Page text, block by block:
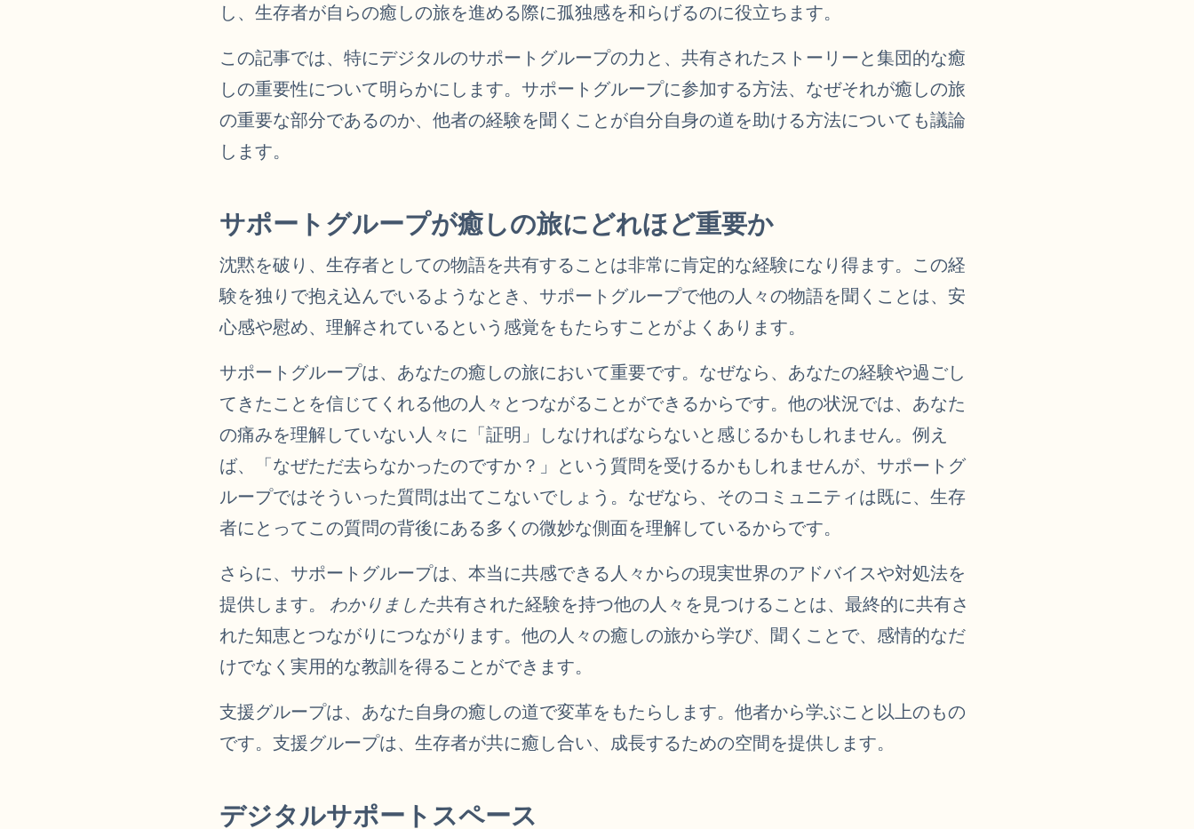
し、生存者が自らの癒しの旅を進める際に孤独感を和らげるのに役立ちます。
この記事では、特にデジタルのサポートグループの力と、共有されたストーリーと集団的な癒
しの重要性について明らかにします。サポートグループに参加する方法、なぜそれが癒しの旅
の重要な部分であるのか、他者の経験を聞くことが自分自身の道を助ける方法についても議論
します。
サポートグループが癒しの旅にどれほど重要か
沈黙を破り、生存者としての物語を共有することは非常に肯定的な経験になり得ます。この経
験を独りで抱え込んでいるようなとき、サポートグループで他の人々の物語を聞くことは、安
心感や慰め、理解されているという感覚をもたらすことがよくあります。
サポートグループは、あなたの癒しの旅において重要です。なぜなら、あなたの経験や過ごし
てきたことを信じてくれる他の人々とつながることができるからです。他の状況では、あなた
の痛みを理解していない人々に「証明」しなければならないと感じるかもしれません。例え
ば、「なぜただ去らなかったのですか？」という質問を受けるかもしれませんが、サポートグ
ループではそういった質問は出てこないでしょう。なぜなら、そのコミュニティは既に、生存
者にとってこの質問の背後にある多くの微妙な側面を理解しているからです。
さらに、サポートグループは、本当に共感できる人々からの現実世界のアドバイスや対処法を
提供します。 わかりました共有された経験を持つ他の人々を見つけることは、最終的に共有さ
れた知恵とつながりにつながります。他の人々の癒しの旅から学び、聞くことで、感情的なだ
けでなく実用的な教訓を得ることができます。
支援グループは、あなた自身の癒しの道で変革をもたらします。他者から学ぶこと以上のもの
です。支援グループは、生存者が共に癒し合い、成長するための空間を提供します。
デジタルサポートスペース